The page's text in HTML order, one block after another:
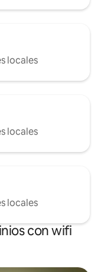
locales
locales
locales
con wifi